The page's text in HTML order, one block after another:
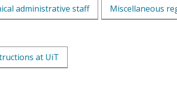
administrative staff Miscellaneous
at UiT